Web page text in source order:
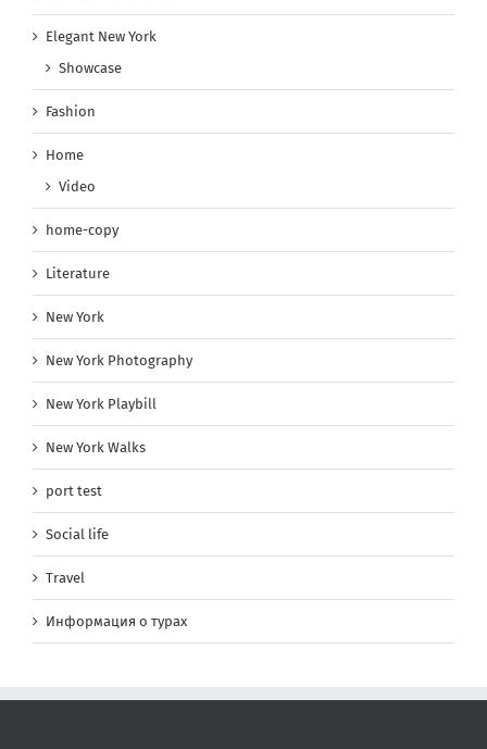
Elegant New York
Showcase
Fashion
Home
Video
home-copy
Literature
New York
New York Photography
New York Playbill
New York Walks
port test
Social life
Travel
Информация о турах